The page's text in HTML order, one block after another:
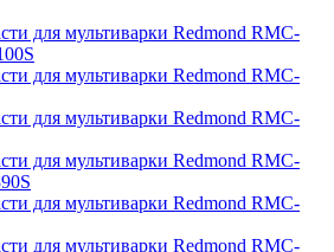
для мультиварки Redmond RMC-
для мультиварки Redmond RMC-
для мультиварки Redmond RMC-
для мультиварки Redmond RMC-
для мультиварки Redmond RMC-
для мультиварки Redmond RMC-